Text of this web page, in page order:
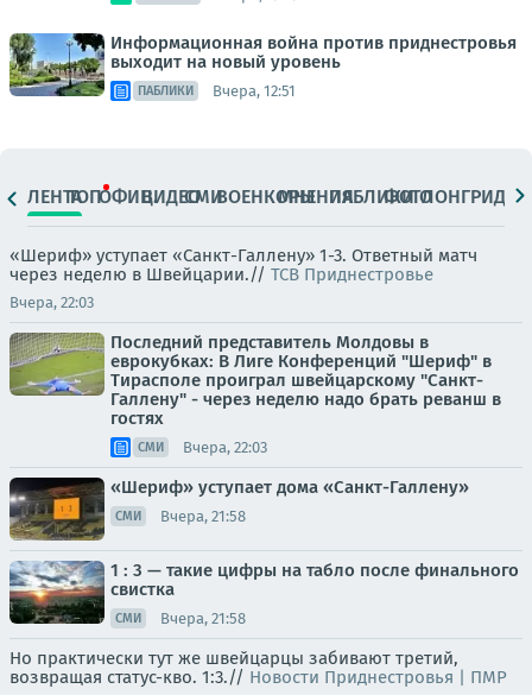
Информационная война против приднестровья
выходит на новый уровень
ПАБЛИКИ Вчера, 12:51
ЛЕНТАТОПОФИЦ.ВИДЕОСМИВОЕНКОРЫМНЕНИЯПАБЛИКИ
ФОТОЛОНГРИДЫ
«Шериф» уступает «Санкт-Галлену» 1-3. Ответный матч
через неделю в Швейцарии.// ТСВ Приднестровье
Вчера, 22:03
Последний представитель Молдовы в
еврокубках: В Лиге Конференций "Шериф" в
Тирасполе проиграл швейцарскому "Санкт-
Галлену" - через неделю надо брать реванш в
гостях
СМИ Вчера, 22:03
«Шериф» уступает дома «Санкт-Галлену»
СМИ Вчера, 21:58
1 : 3 — такие цифры на табло после финального
свистка
СМИ Вчера, 21:58
Но практически тут же швейцарцы забивают третий,
возвращая статус-кво. 1:3.// Новости Приднестровья | ПМР